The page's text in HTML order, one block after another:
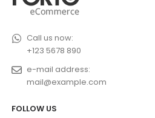
Call us now:
+123 5678 890
e-mail address:
mail@example.com
FOLLOW US